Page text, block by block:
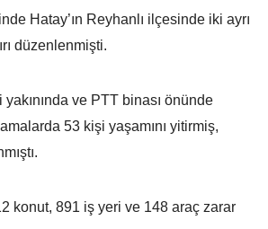
Hatay’ın Reyhanlı ilçesinde iki ayrı
düzenlenmişti.
ve PTT binası önünde
53 kişi yaşamını yitirmiş,
konut, 891 iş yeri ve 148 araç zarar